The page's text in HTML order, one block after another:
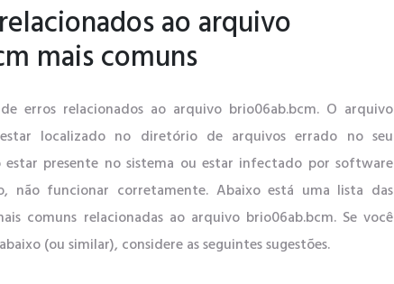
ao arquivo
mais comuns
erros relacionados ao arquivo brio06ab.bcm. O arquivo
localizado no diretório de arquivos errado no seu
estar presente no sistema ou estar infectado por software
não funcionar corretamente. Abaixo está uma lista das
comuns relacionadas ao arquivo brio06ab.bcm. Se você
(ou similar), considere as seguintes sugestões.